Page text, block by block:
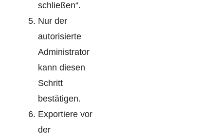
schließen“.
Nur der
autorisierte
Administrator
kann diesen
Schritt
bestätigen.
Exportiere vor
der